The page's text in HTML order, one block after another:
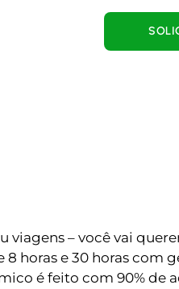
viagens – você vai
horas e 30 horas com
é feito com 90%